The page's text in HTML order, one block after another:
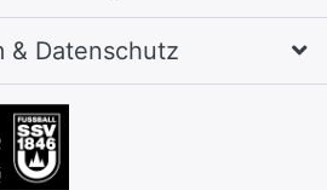
& Datenschutz